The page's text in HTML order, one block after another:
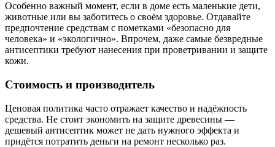
Особенно важный момент, если в доме есть маленькие дети,
животные или вы заботитесь о своём здоровье. Отдавайте
предпочтение средствам с пометками «безопасно для
человека» и «экологично». Впрочем, даже самые безвредные
антисептики требуют нанесения при проветривании и защите
кожи.
Стоимость и производитель
Ценовая политика часто отражает качество и надёжность
средства. Не стоит экономить на защите древесины —
дешевый антисептик может не дать нужного эффекта и
придётся потратить деньги на ремонт несколько раз.